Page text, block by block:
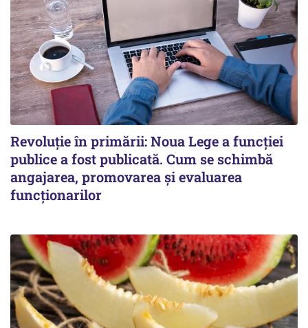
Revoluție în primării: Noua Lege a funcției
publice a fost publicată. Cum se schimbă
angajarea, promovarea și evaluarea
funcționarilor